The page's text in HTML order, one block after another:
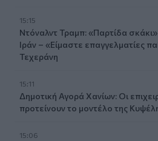
15:15
Ντόναλντ Τραμπ: «Παρτίδα σκάκι»
Ιράν – «Είμαστε επαγγελματίες
Τεχεράνη
15:11
Δημοτική Αγορά Χανίων: Οι
προτείνουν το μοντέλο της
15:06